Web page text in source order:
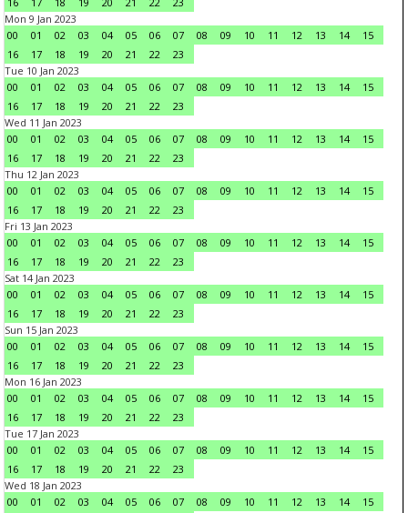
Mon 9 Jan 2023
00
01 02 03 04 05 06 07 08 09 10 11 12 13 14
15
16
17 18 19 20 21 22
23
Tue 10 Jan 2023
00
01 02 03 04 05 06 07 08 09 10 11 12 13 14
15
16
17 18 19 20 21 22
23
Wed 11 Jan 2023
00
01 02 03 04 05 06 07 08 09 10 11 12 13 14
15
16
17 18 19 20 21 22
23
Thu 12 Jan 2023
00
01 02 03 04 05 06 07 08 09 10 11 12 13 14
15
16
17 18 19 20 21 22
23
Fri 13 Jan 2023
00
01 02 03 04 05 06 07 08 09 10 11 12 13 14
15
16
17 18 19 20 21 22
23
Sat 14 Jan 2023
00
01 02 03 04 05 06 07 08 09 10 11 12 13 14
15
16
17 18 19 20 21 22
23
Sun 15 Jan 2023
00
01 02 03 04 05 06 07 08 09 10 11 12 13 14
15
16
17 18 19 20 21 22
23
Mon 16 Jan 2023
00
01 02 03 04 05 06 07 08 09 10 11 12 13 14
15
16
17 18 19 20 21 22
23
Tue 17 Jan 2023
00
01 02 03 04 05 06 07 08 09 10 11 12 13 14
15
16
17 18 19 20 21 22
23
Wed 18 Jan 2023
00
01 02 03 04 05 06 07 08 09 10 11 12 13 14
15